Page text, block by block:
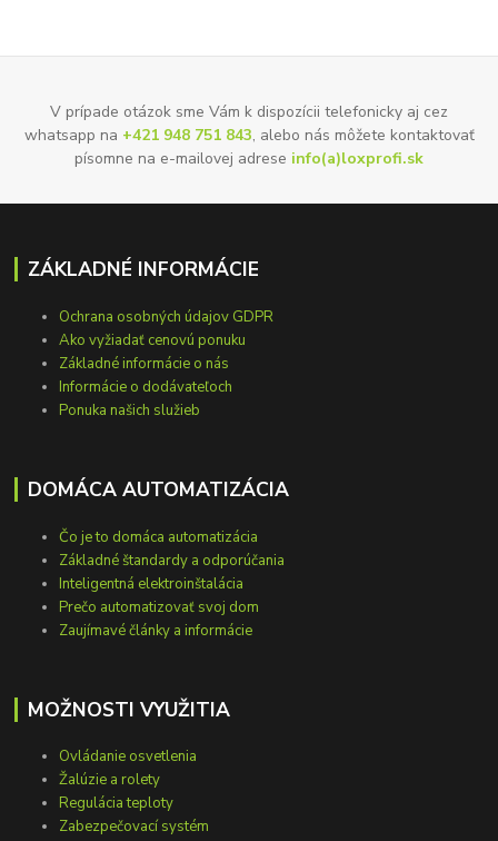
V prípade otázok sme Vám k dispozícii telefonicky aj cez
whatsapp na +421 948 751 843, alebo nás môžete kontaktovať
písomne na e-mailovej adrese info(a)loxprofi.sk
ZÁKLADNÉ INFORMÁCIE
Ochrana osobných údajov GDPR
Ako vyžiadať cenovú ponuku
Základné informácie o nás
Informácie o dodávateľoch
Ponuka našich služieb
DOMÁCA AUTOMATIZÁCIA
Čo je to domáca automatizácia
Základné štandardy a odporúčania
Inteligentná elektroinštalácia
Prečo automatizovať svoj dom
Zaujímavé články a informácie
MOŽNOSTI VYUŽITIA
Ovládanie osvetlenia
Žalúzie a rolety
Regulácia teploty
Zabezpečovací systém